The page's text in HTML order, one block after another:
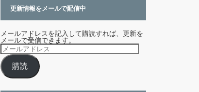
更新情報をメールで配信中
メールアドレスを記入して購読すれば、更新を
メールで受信できます。
メ
ー
ル
ア
ド
購読